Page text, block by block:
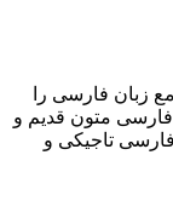
زبان فارسی را
فارسی متون قدیم و
تاجیکی و